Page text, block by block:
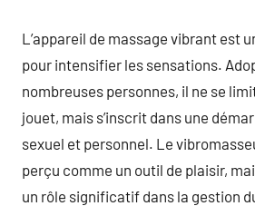
L’appareil de massage vibrant est
pour intensifier les sensations.
nombreuses personnes, il ne se
jouet, mais s’inscrit dans une
sexuel et personnel. Le
perçu comme un outil de plaisir,
un rôle significatif dans la gestion